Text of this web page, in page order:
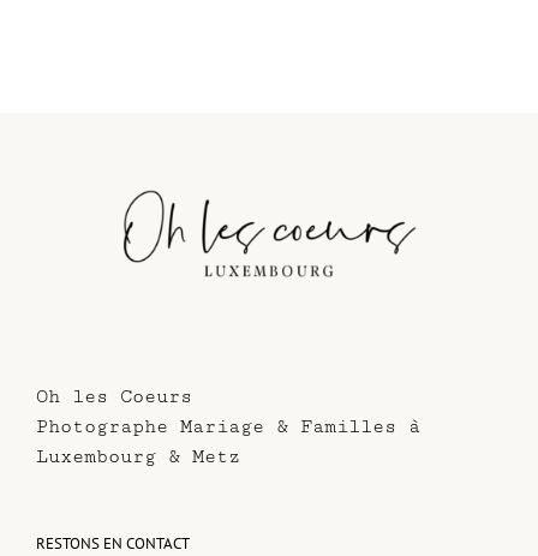
Oh les Coeurs
Photographe Mariage & Familles à
Luxembourg & Metz
RESTONS EN CONTACT